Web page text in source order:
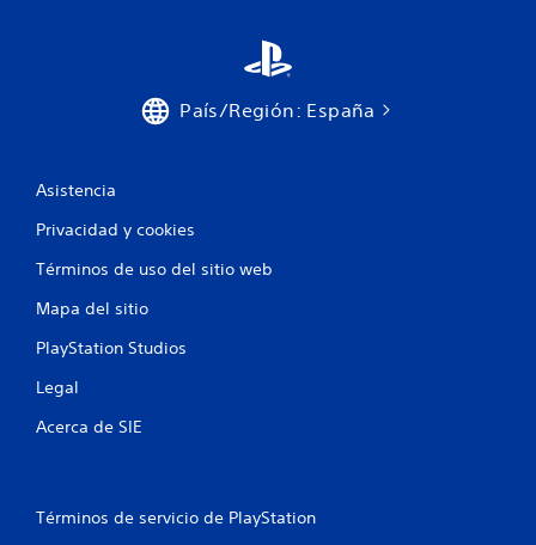
País/Región: España
Asistencia
Privacidad y cookies
Términos de uso del sitio web
Mapa del sitio
PlayStation Studios
Legal
Acerca de SIE
Términos de servicio de PlayStation